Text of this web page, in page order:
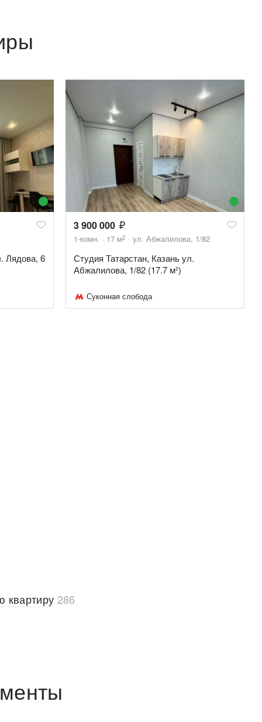
Лядова, 6
3 900 000
1-комн. 17 м2 ул. Абжалилова, 1/82
Студия Татарстан, Казань ул.
Абжалилова, 1/82 (17.7 м²)
Суконная слобода
квартиру 286